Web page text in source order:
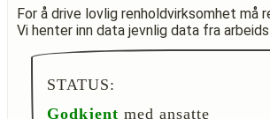
For å drive lovlig renholdvirksomhet
Vi henter inn data jevnlig data fra
STATUS:
Godkjent med ansatte